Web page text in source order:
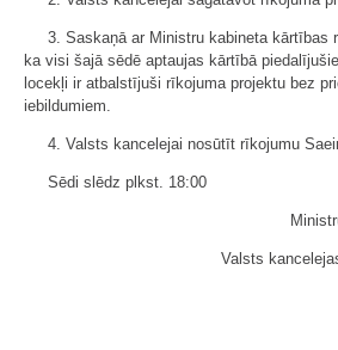
3. Saskaņā ar Ministru kabineta kārtības
ka visi šajā sēdē aptaujas kārtībā
locekļi ir atbalstījuši rīkojuma projektu bez
iebildumiem.
4. Valsts kancelejai nosūtīt rīkojumu
Sēdi slēdz plkst. 18:00
Valsts